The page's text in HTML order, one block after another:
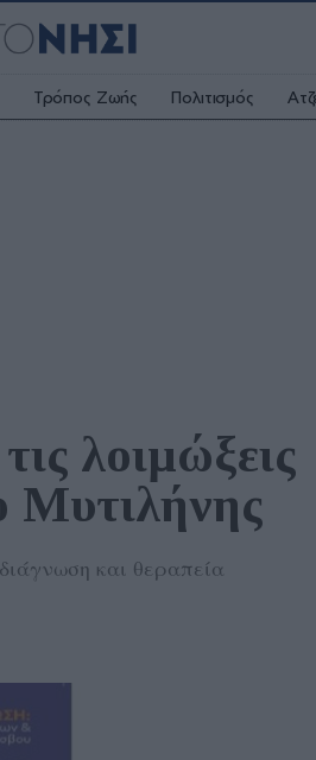
Τρόπος Ζωής Πολιτισμός
λοιμώξεις
Μυτιλήνης
και θεραπεία